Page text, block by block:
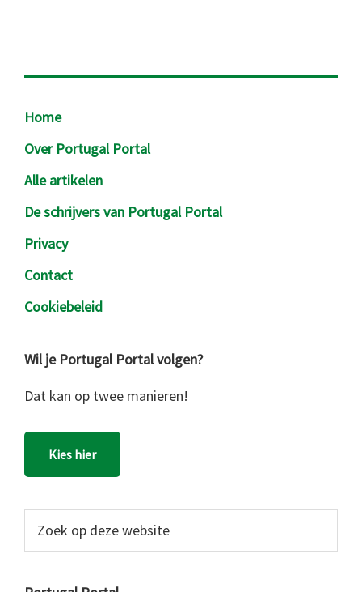
Footer
Home
Over Portugal Portal
Alle artikelen
De schrijvers van Portugal Portal
Privacy
Contact
Cookiebeleid
Wil je Portugal Portal volgen?
Dat kan op twee manieren!
Kies hier